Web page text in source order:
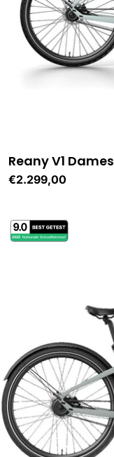
Reany V1 Dames
Normale
€2.299,00